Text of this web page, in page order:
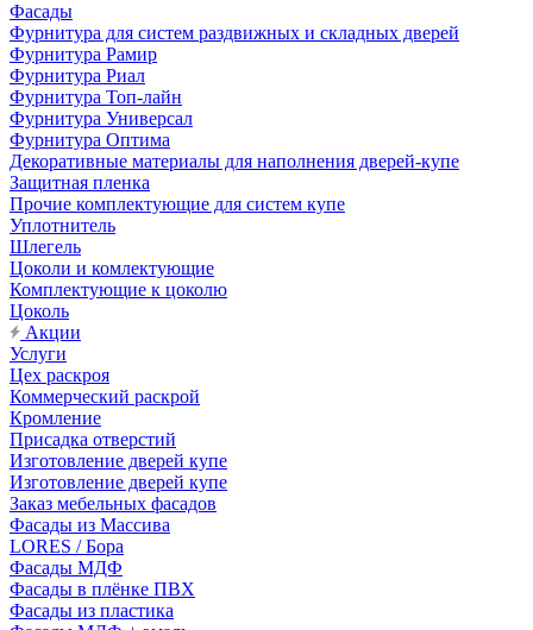
Фасады
Фурнитура для систем раздвижных и складных дверей
Фурнитура Рамир
Фурнитура Риал
Фурнитура Топ-лайн
Фурнитура Универсал
Фурнитура Оптима
Декоративные материалы для наполнения дверей-купе
Защитная пленка
Прочие комплектующие для систем купе
Уплотнитель
Шлегель
Цоколи и комлектующие
Комплектующие к цоколю
Цоколь
Акции
Услуги
Цех раскроя
Коммерческий раскрой
Кромление
Присадка отверстий
Изготовление дверей купе
Изготовление дверей купе
Заказ мебельных фасадов
Фасады из Массива
LORES / Бора
Фасады МДФ
Фасады в плёнке ПВХ
Фасады из пластика